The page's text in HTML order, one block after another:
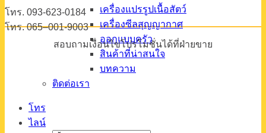
เครื่องแปรรูปเนื้อสัตว์
เครื่องซีลสุญญากาศ
ออกแบบครัว
สินค้าที่น่าสนใจ
บทความ
ติดต่อเรา
โทร
ไลน์
โทร. 093-623-0184
โทร. 065–001-9003
สอบถามเงื่อนไขโปรโมชั่นได้ที่ฝ่ายขาย